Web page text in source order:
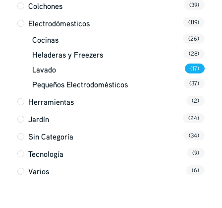
Colchones (39)
Electrodómesticos (119)
Cocinas (26)
Heladeras y Freezers (28)
Lavado (17)
Pequeños Electrodomésticos (37)
Herramientas (2)
Jardín (24)
Sin Categoría (34)
Tecnología (9)
Varios (6)